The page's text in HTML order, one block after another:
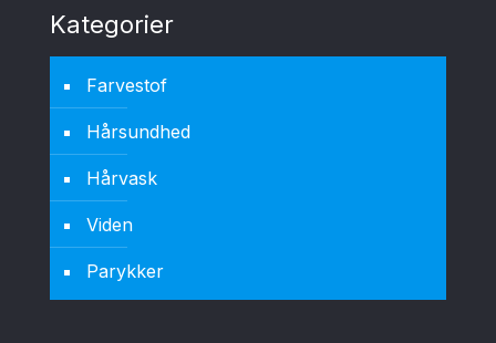
Kategorier
Farvestof
Hårsundhed
Hårvask
Viden
Parykker